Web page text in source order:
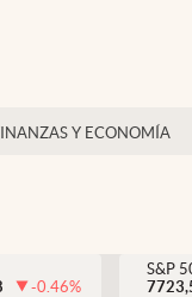
Y ECONOMÍA
-0.46%
S&P